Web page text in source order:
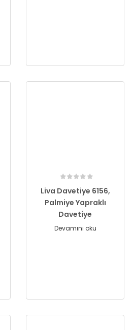
Liva Davetiye 6156,
Palmiye Yapraklı
Davetiye
Devamını oku